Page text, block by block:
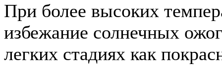
При более высоких
избежание солнечных
легких стадиях как